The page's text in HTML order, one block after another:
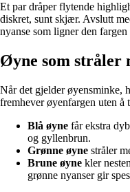
Et par dråper flytende
diskret, sunt skjær. Avslutt
nyanse som ligner den
Øyne som stråler
Når det gjelder øyensminke,
fremhever øyenfargen uten å
Blå øyne får ekstra
og gyllenbrun.
Grønne øyne stråler
Brune øyne kler
grønne nyanser gir